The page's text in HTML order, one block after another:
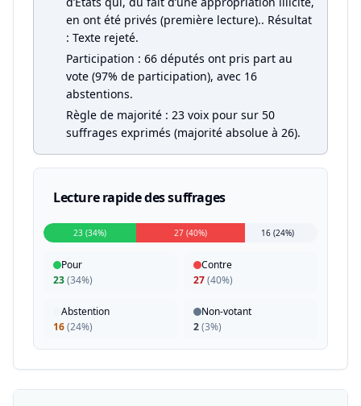
en ont été privés (première lecture).. Résultat
: Texte rejeté.
Participation : 66 députés ont pris part au
vote (97% de participation), avec 16
abstentions.
Règle de majorité : 23 voix pour sur 50
suffrages exprimés (majorité absolue à 26).
Lecture rapide des suffrages
23 (34%) 27 (40%) 16 (24%)
Pour
23(34%)
Contre
27(40%)
Abstention
16(24%)
Non-votant
2(3%)